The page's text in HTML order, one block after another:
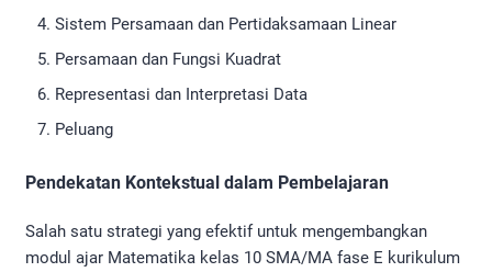
Sistem Persamaan dan Pertidaksamaan Linear
Persamaan dan Fungsi Kuadrat
Representasi dan Interpretasi Data
Peluang
Pendekatan Kontekstual dalam Pembelajaran
Salah satu strategi yang efektif untuk mengembangkan
modul ajar Matematika kelas 10 SMA/MA fase E kurikulum